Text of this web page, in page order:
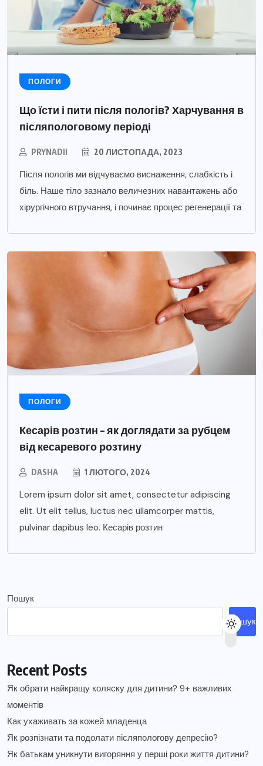
ПОЛОГИ
Що їсти і пити після пологів? Харчування в
післяпологовому періоді
PRYNADII 20 ЛИСТОПАДА, 2023
Після пологів ми відчуваємо виснаження, слабкість і
біль. Наше тіло зазнало величезних навантажень або
хірургічного втручання, і починає процес регенерації та
ПОЛОГИ
Кесарів розтин – як доглядати за рубцем
від кесаревого розтину
DASHA 1 ЛЮТОГО, 2024
Lorem ipsum dolor sit amet, consectetur adipiscing
elit. Ut elit tellus, luctus nec ullamcorper mattis,
pulvinar dapibus leo. Кесарів розтин
Пошук
Пошук
Recent Posts
Як обрати найкращу коляску для дитини? 9+ важливих
моментів
Как ухаживать за кожей младенца
Як розпізнати та подолати післяпологову депресію?
Як батькам уникнути вигоряння у перші роки життя дитини?